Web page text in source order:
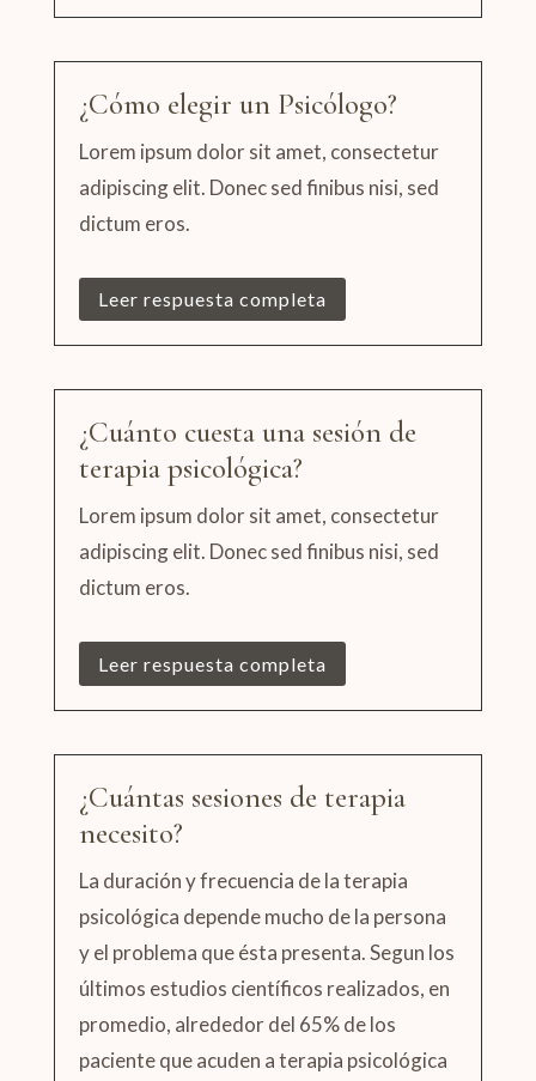
¿Cómo elegir un Psicólogo?
Lorem ipsum dolor sit amet, consectetur
adipiscing elit. Donec sed finibus nisi, sed
dictum eros.
Leer respuesta completa
¿Cuánto cuesta una sesión de
terapia psicológica?
Lorem ipsum dolor sit amet, consectetur
adipiscing elit. Donec sed finibus nisi, sed
dictum eros.
Leer respuesta completa
¿Cuántas sesiones de terapia
necesito?
La duración y frecuencia de la terapia
psicológica depende mucho de la persona
y el problema que ésta presenta. Segun los
últimos estudios científicos realizados, en
promedio, alrededor del 65% de los
paciente que acuden a terapia psicológica